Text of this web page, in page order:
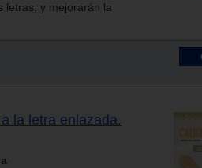
letras, y mejorarán la
la letra enlazada.